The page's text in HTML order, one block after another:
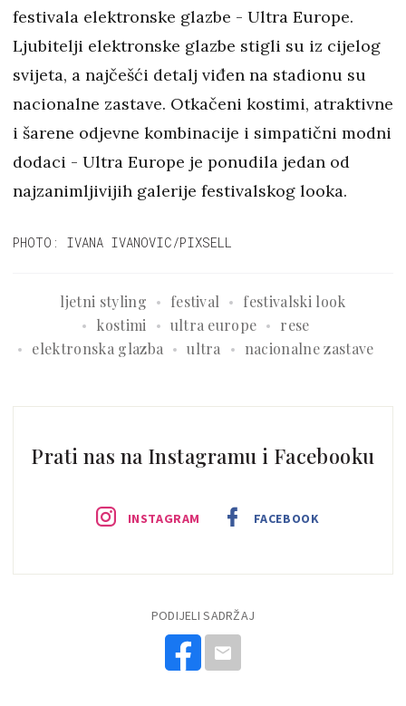
festivala elektronske glazbe - Ultra Europe.
Ljubitelji elektronske glazbe stigli su iz cijelog
svijeta, a najčešći detalj viđen na stadionu su
nacionalne zastave. Otkačeni kostimi, atraktivne
i šarene odjevne kombinacije i simpatični modni
dodaci - Ultra Europe je ponudila jedan od
najzanimljivijih galerije festivalskog looka.
PHOTO: IVANA IVANOVIC/PIXSELL
ljetni styling festival
festivalski look
kostimi
ultra europe
rese
elektronska glazba
ultra nacionalne zastave
Prati nas na Instagramu i Facebooku
INSTAGRAM FACEBOOK
PODIJELI SADRŽAJ